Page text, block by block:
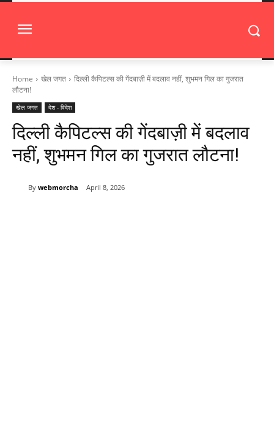
Home खेल जगत
दिल्ली कैपिटल्स की गेंदबाज़ी में बदलाव नहीं, शुभमन गिल का गुजरात
लौटना!
खेल जगत देश - विदेश
दिल्ली कैपिटल्स की गेंदबाज़ी में बदलाव
नहीं, शुभमन गिल का गुजरात लौटना!
By webmorcha April 8, 2026